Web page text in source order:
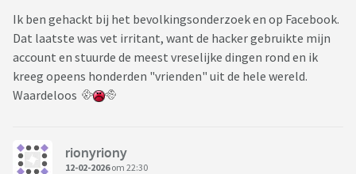
Ik ben gehackt bij het bevolkingsonderzoek en op Facebook.
Dat laatste was vet irritant, want de hacker gebruikte mijn
account en stuurde de meest vreselijke dingen rond en ik
kreeg opeens honderden "vrienden" uit de hele wereld.
Waardeloos
rionyriony
12-02-2026om 22:30